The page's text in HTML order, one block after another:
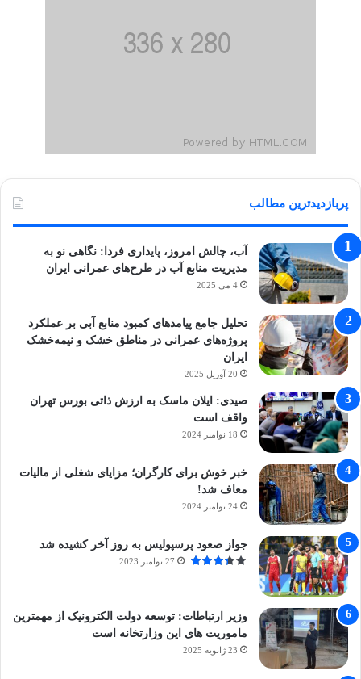
پربازدیدترین مطالب
آب، چالش امروز، پایداری فردا: نگاهی نو به
مدیریت منابع آب در طرح‌های عمرانی ایران
4 می 2025
تحلیل جامع پیامدهای کمبود منابع آبی بر عملکرد
پروژه‌های عمرانی در مناطق خشک و نیمه‌خشک
ایران
20 آوریل 2025
صیدی: ایلان ماسک به ارزش ذاتی بورس تهران
واقف است
18 نوامبر 2024
خبر خوش برای کارگران؛ مزایای شغلی از مالیات
معاف شد!
24 نوامبر 2024
جواز صعود پرسپولیس به روز آخر کشیده شد
27 نوامبر 2023
وزیر ارتباطات: توسعه دولت الکترونیک از مهمترین
ماموریت های این وزارتخانه است
23 ژانویه 2025